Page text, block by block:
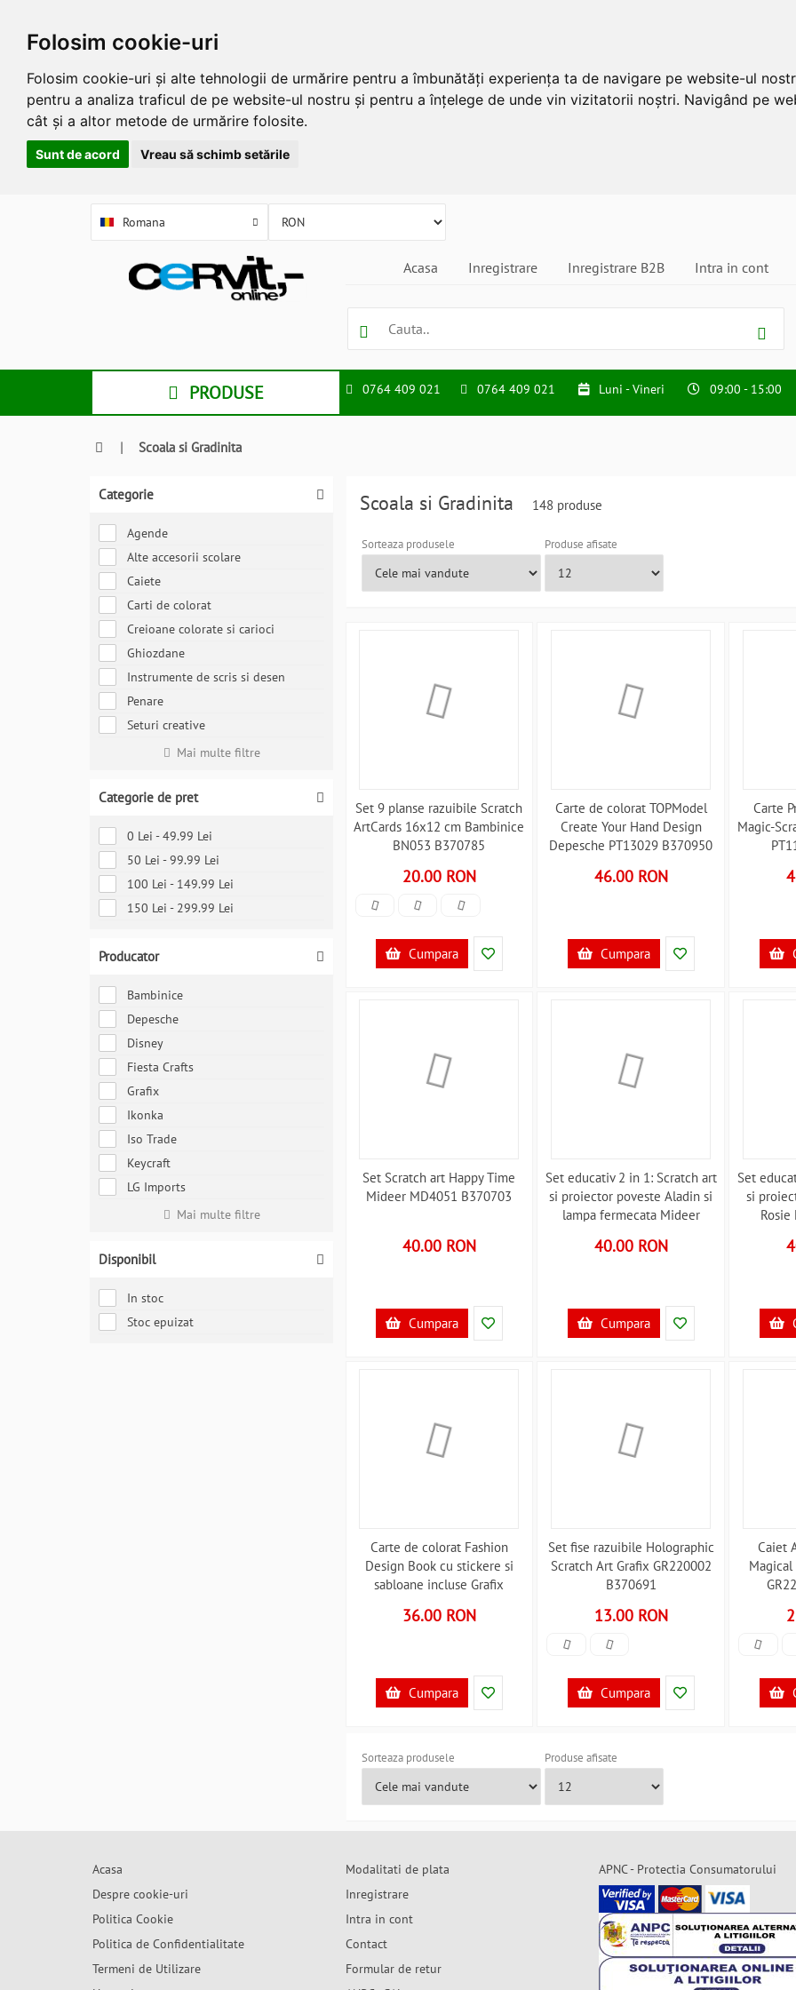
Folosim cookie-uri
Folosim cookie-uri și alte tehnologii de urmărire pentru a îmbunătăți experiența ta de navigare pe website-ul
pentru a analiza traficul de pe website-ul nostru și pentru a înțelege de unde vin vizitatorii noștri. Navigând pe
cât și a altor metode de urmărire folosite.
Sunt de acord Vreau să schimb setările
Romana
Acasa Inregistrare Inregistrare B2B Intra in cont
PRODUSE 0764 409 021 0764 409 021 Luni - Vineri 09:00 - 15:00
| Scoala si Gradinita
Categorie
Agende
Alte accesorii scolare
Caiete
Carti de colorat
Creioane colorate si carioci
Ghiozdane
Instrumente de scris si desen
Penare
Seturi creative
Mai multe filtre
Categorie de pret
0 Lei - 49.99 Lei
50 Lei - 99.99 Lei
100 Lei - 149.99 Lei
150 Lei - 299.99 Lei
Producator
Bambinice
Depesche
Disney
Fiesta Crafts
Grafix
Ikonka
Iso Trade
Keycraft
LG Imports
Mai multe filtre
Disponibil
In stoc
Stoc epuizat
Scoala si Gradinita 148 produse
Sorteaza produsele Produse afisate
Set 9 planse razuibile Scratch
ArtCards 16x12 cm Bambinice
BN053 B370785
20.00 RON
Cumpara
Carte de colorat TOPModel
Create Your Hand Design
Depesche PT13029 B370950
46.00 RON
Cumpara
Carte
Magic-
Set Scratch art Happy Time
Mideer MD4051 B370703
40.00 RON
Cumpara
Set educativ 2 in 1: Scratch art
si proiector poveste Aladin si
lampa fermecata Mideer
40.00 RON
Cumpara
Set
si
Carte de colorat Fashion
Design Book cu stickere si
sabloane incluse Grafix
36.00 RON
Cumpara
Set fise razuibile Holographic
Scratch Art Grafix GR220002
B370691
13.00 RON
Cumpara
Caiet
Magical
Sorteaza produsele Produse afisate
Acasa
Despre cookie-uri
Politica Cookie
Politica de Confidentialitate
Termeni de Utilizare
Modalitati de plata
Inregistrare
Intra in cont
Contact
Formular de retur
APNC - Protectia Consumatorului